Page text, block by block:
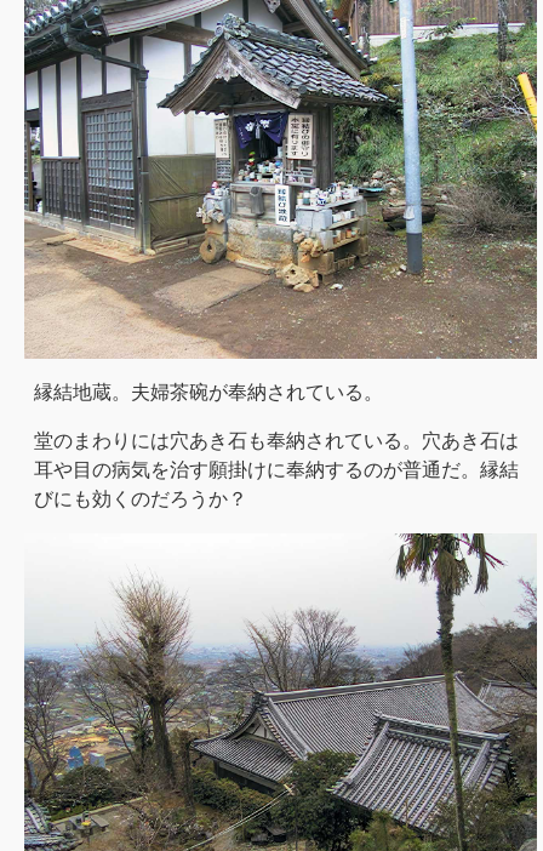
縁結地蔵。夫婦茶碗が奉納されている。
堂のまわりには穴あき石も奉納されている。穴あき石は
耳や目の病気を治す願掛けに奉納するのが普通だ。縁結
びにも効くのだろうか？